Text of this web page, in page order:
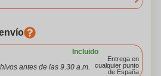
Incluido
antes de las 9.30 a.m.
Entrega en
cualquier punto
de España